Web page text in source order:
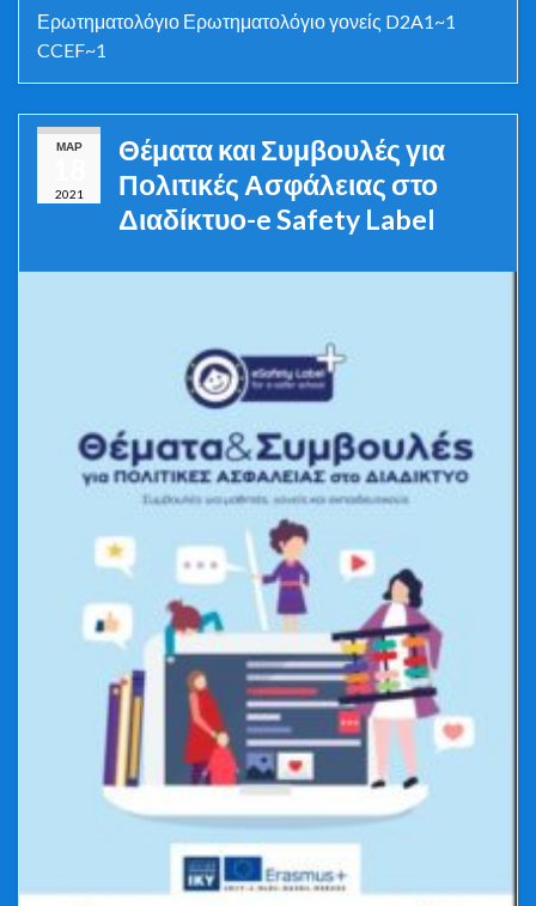
Ερωτηματολόγιο Ερωτηματολόγιο γονείς D2A1~1
CCEF~1
ΜΑΡ
2021
Θέματα και Συμβουλές για
Πολιτικές Ασφάλειας στο
Διαδίκτυο-e Safety Label